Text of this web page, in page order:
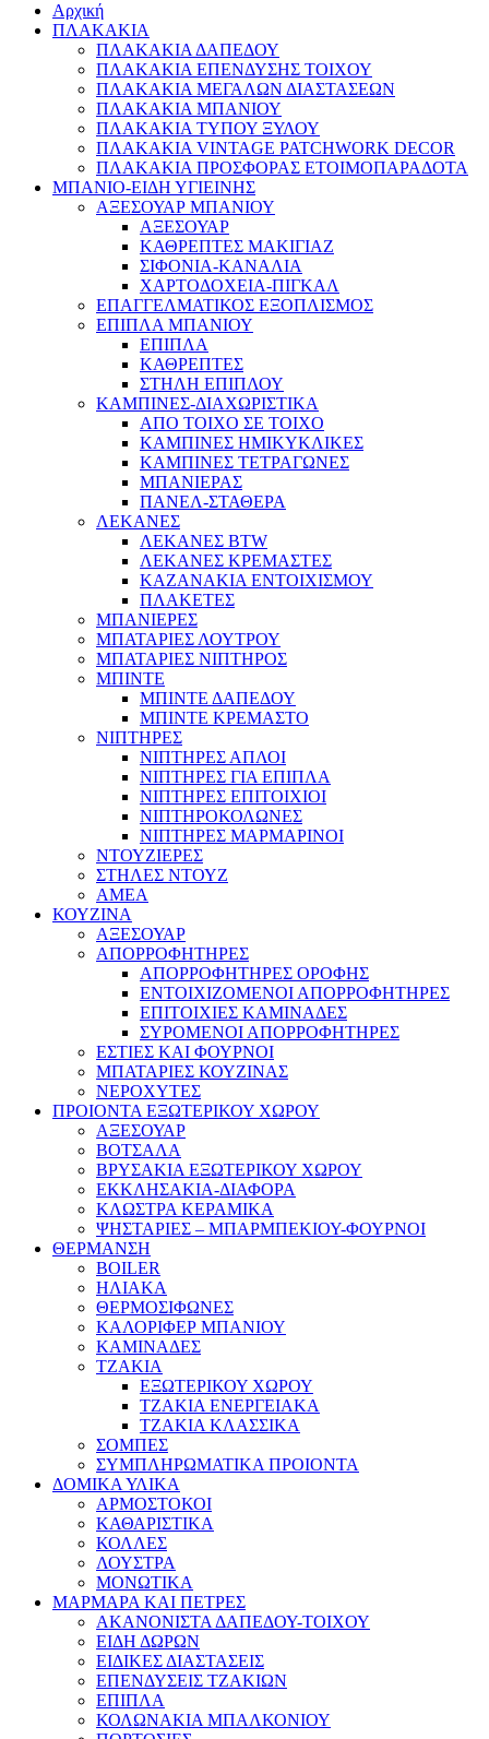
Αρχική
ΠΛΑΚΑΚΙΑ
ΠΛΑΚΑΚΙΑ ΔΑΠΕΔΟΥ
ΠΛΑΚΑΚΙΑ ΕΠΕΝΔΥΣΗΣ ΤΟΙΧΟΥ
ΠΛΑΚΑΚΙΑ ΜΕΓΑΛΩΝ ΔΙΑΣΤΑΣΕΩΝ
ΠΛΑΚΑΚΙΑ ΜΠΑΝΙΟΥ
ΠΛΑΚΑΚΙΑ ΤΥΠΟΥ ΞΥΛΟΥ
ΠΛΑΚΑΚΙΑ VINTAGE PATCHWORK DECOR
ΠΛΑΚΑΚΙΑ ΠΡΟΣΦΟΡΑΣ ΕΤΟΙΜΟΠΑΡΑΔΟΤΑ
ΜΠΑΝΙΟ-ΕΙΔΗ ΥΓΙΕΙΝΗΣ
ΑΞΕΣΟΥΑΡ ΜΠΑΝΙΟΥ
ΑΞΕΣΟΥΑΡ
ΚΑΘΡΕΠΤΕΣ ΜΑΚΙΓΙΑΖ
ΣΙΦΟΝΙΑ-ΚΑΝΑΛΙΑ
ΧΑΡΤΟΔΟΧΕΙΑ-ΠΙΓΚΑΛ
ΕΠΑΓΓΕΛΜΑΤΙΚΟΣ ΕΞΟΠΛΙΣΜΟΣ
ΕΠΙΠΛΑ ΜΠΑΝΙΟΥ
ΕΠΙΠΛΑ
ΚΑΘΡΕΠΤΕΣ
ΣΤΗΛΗ ΕΠΙΠΛΟΥ
ΚΑΜΠΙΝΕΣ-ΔΙΑΧΩΡΙΣΤΙΚΑ
ΑΠΟ ΤΟΙΧΟ ΣΕ ΤΟΙΧΟ
ΚΑΜΠΙΝΕΣ ΗΜΙΚΥΚΛΙΚΕΣ
ΚΑΜΠΙΝΕΣ ΤΕΤΡΑΓΩΝΕΣ
ΜΠΑΝΙΕΡΑΣ
ΠΑΝΕΛ-ΣΤΑΘΕΡΑ
ΛΕΚΑΝΕΣ
ΛΕΚΑΝΕΣ BTW
ΛΕΚΑΝΕΣ ΚΡΕΜΑΣΤΕΣ
ΚΑΖΑΝΑΚΙΑ ΕΝΤΟΙΧΙΣΜΟΥ
ΠΛΑΚΕΤΕΣ
ΜΠΑΝΙΕΡΕΣ
ΜΠΑΤΑΡΙΕΣ ΛΟΥΤΡΟΥ
ΜΠΑΤΑΡΙΕΣ ΝΙΠΤΗΡΟΣ
ΜΠΙΝΤΕ
ΜΠΙΝΤΕ ΔΑΠΕΔΟΥ
ΜΠΙΝΤΕ ΚΡΕΜΑΣΤΟ
ΝΙΠΤΗΡΕΣ
ΝΙΠΤΗΡΕΣ ΑΠΛΟΙ
ΝΙΠΤΗΡΕΣ ΓΙΑ ΕΠΙΠΛΑ
ΝΙΠΤΗΡΕΣ ΕΠΙΤΟΙΧΙΟΙ
ΝΙΠΤΗΡΟΚΟΛΩΝΕΣ
ΝΙΠΤΗΡΕΣ ΜΑΡΜΑΡΙΝΟΙ
ΝΤΟΥΖΙΕΡΕΣ
ΣΤΗΛΕΣ ΝΤΟΥΖ
ΑΜΕΑ
ΚΟΥΖΙΝΑ
ΑΞΕΣΟΥΑΡ
ΑΠΟΡΡΟΦΗΤΗΡΕΣ
ΑΠΟΡΡΟΦΗΤΗΡΕΣ ΟΡΟΦΗΣ
ΕΝΤΟΙΧΙΖΟΜΕΝΟΙ ΑΠΟΡΡΟΦΗΤΗΡΕΣ
ΕΠΙΤΟΙΧΙΕΣ ΚΑΜΙΝΑΔΕΣ
ΣΥΡΟΜΕΝΟΙ ΑΠΟΡΡΟΦΗΤΗΡΕΣ
ΕΣΤΙΕΣ ΚΑΙ ΦΟΥΡΝΟΙ
ΜΠΑΤΑΡΙΕΣ ΚΟΥΖΙΝΑΣ
ΝΕΡΟΧΥΤΕΣ
ΠΡΟΙΟΝΤΑ ΕΞΩΤΕΡΙΚΟΥ ΧΩΡΟΥ
ΑΞΕΣΟΥΑΡ
ΒΟΤΣΑΛΑ
ΒΡΥΣΑΚΙΑ ΕΞΩΤΕΡΙΚΟΥ ΧΩΡΟΥ
ΕΚΚΛΗΣΑΚΙΑ-ΔΙΑΦΟΡΑ
ΚΛΩΣΤΡΑ ΚΕΡΑΜΙΚΑ
ΨΗΣΤΑΡΙΕΣ – ΜΠΑΡΜΠΕΚΙΟΥ-ΦΟΥΡΝΟΙ
ΘΕΡΜΑΝΣΗ
BOILER
ΗΛΙΑΚΑ
ΘΕΡΜΟΣΙΦΩΝΕΣ
ΚΑΛΟΡΙΦΕΡ ΜΠΑΝΙΟΥ
ΚΑΜΙΝΑΔΕΣ
ΤΖΑΚΙΑ
ΕΞΩΤΕΡΙΚΟΥ ΧΩΡΟΥ
ΤΖΑΚΙΑ ΕΝΕΡΓΕΙΑΚΑ
ΤΖΑΚΙΑ ΚΛΑΣΣΙΚΑ
ΣΟΜΠΕΣ
ΣΥΜΠΛΗΡΩΜΑΤΙΚΑ ΠΡΟΙΟΝΤΑ
ΔΟΜΙΚΑ ΥΛΙΚΑ
ΑΡΜΟΣΤΟΚΟΙ
ΚΑΘΑΡΙΣΤΙΚΑ
ΚΟΛΛΕΣ
ΛΟΥΣΤΡΑ
ΜΟΝΩΤΙΚΑ
ΜΑΡΜΑΡΑ ΚΑΙ ΠΕΤΡΕΣ
ΑΚΑΝΟΝΙΣΤΑ ΔΑΠΕΔΟΥ-ΤΟΙΧΟΥ
ΕΙΔΗ ΔΩΡΩΝ
ΕΙΔΙΚΕΣ ΔΙΑΣΤΑΣΕΙΣ
ΕΠΕΝΔΥΣΕΙΣ ΤΖΑΚΙΩΝ
ΕΠΙΠΛΑ
ΚΟΛΩΝΑΚΙΑ ΜΠΑΛΚΟΝΙΟΥ